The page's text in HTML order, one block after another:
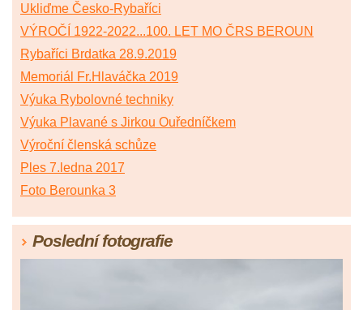
Ukliďme Česko-Rybaříci
VÝROČÍ 1922-2022...100. LET MO ČRS BEROUN
Rybaříci Brdatka 28.9.2019
Memoriál Fr.Hlaváčka 2019
Výuka Rybolovné techniky
Výuka Plavané s Jirkou Ouředníčkem
Výroční členská schůze
Ples 7.ledna 2017
Foto Berounka 3
Poslední fotografie